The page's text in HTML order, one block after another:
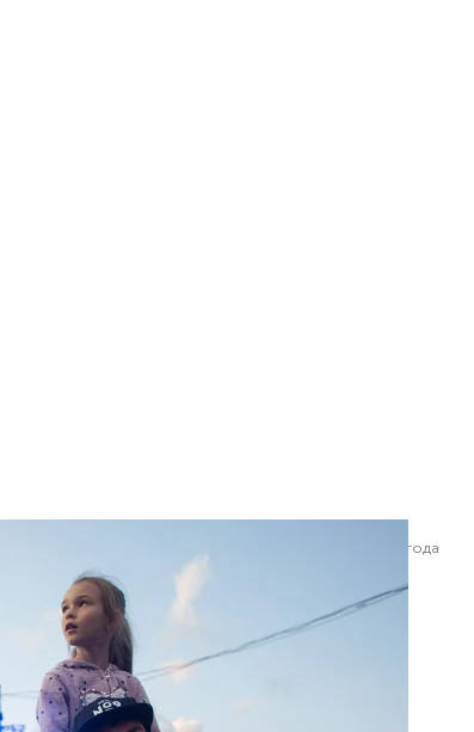
Atlas Weekend, день первый, Киев, 9 июля 2019 года
Анастасия Власова/Громадское